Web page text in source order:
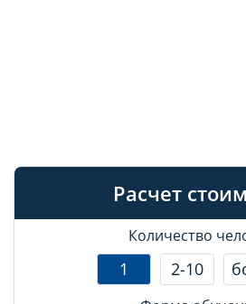
Расчет
Количество
1 2-10